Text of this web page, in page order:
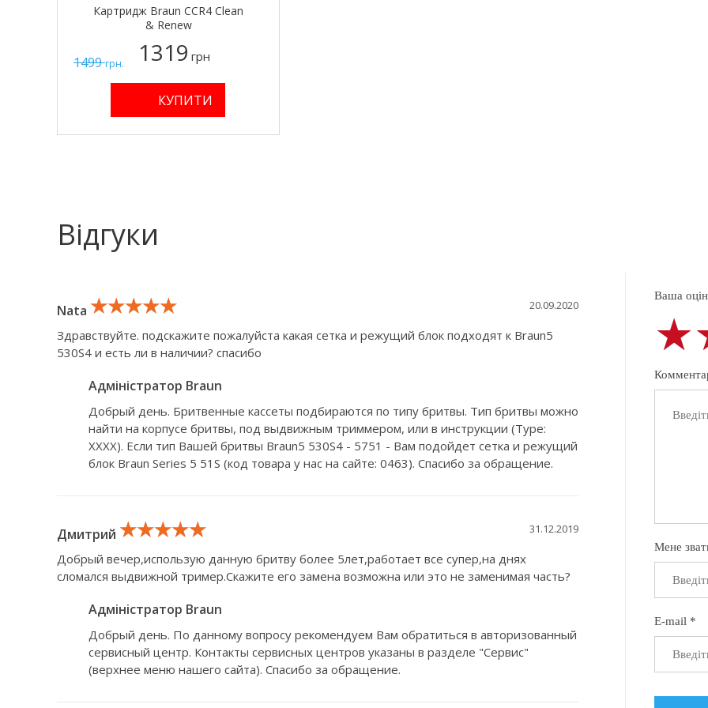
1499грн.
Картридж Braun CCR4 Clean
& Renew
1319 грн
Відгуки
Nata ★★★★★
★★★★★
★★★★★ 20.09.2020
Здравствуйте. подскажите пожалуйста какая сетка и режущий блок подходят к Braun5
530S4 и есть ли в наличии? спасибо
Адміністратор Braun
Добрый день. Бритвенные кассеты подбираются по типу бритвы. Тип бритвы можно
найти на корпусе бритвы, под выдвижным триммером, или в инструкции (Type:
XXXX). Если тип Вашей бритвы Braun5 530S4 - 5751 - Вам подойдет сетка и режущий
блок Braun Series 5 51S (код товара у нас на сайте: 0463). Спасибо за обращение.
Дмитрий ★★★★★
★★★★★
★★★★★ 31.12.2019
Добрый вечер,использую данную бритву более 5лет,работает все супер,на днях
сломался выдвижной тример.Скажите его замена возможна или это не заменимая часть?
Адміністратор Braun
Добрый день. По данному вопросу рекомендуем Вам обратиться в авторизованный
сервисный центр. Контакты сервисных центров указаны в разделе "Сервис"
(верхнее меню нашего сайта). Спасибо за обращение.
Ваша
Мене
E-mail *